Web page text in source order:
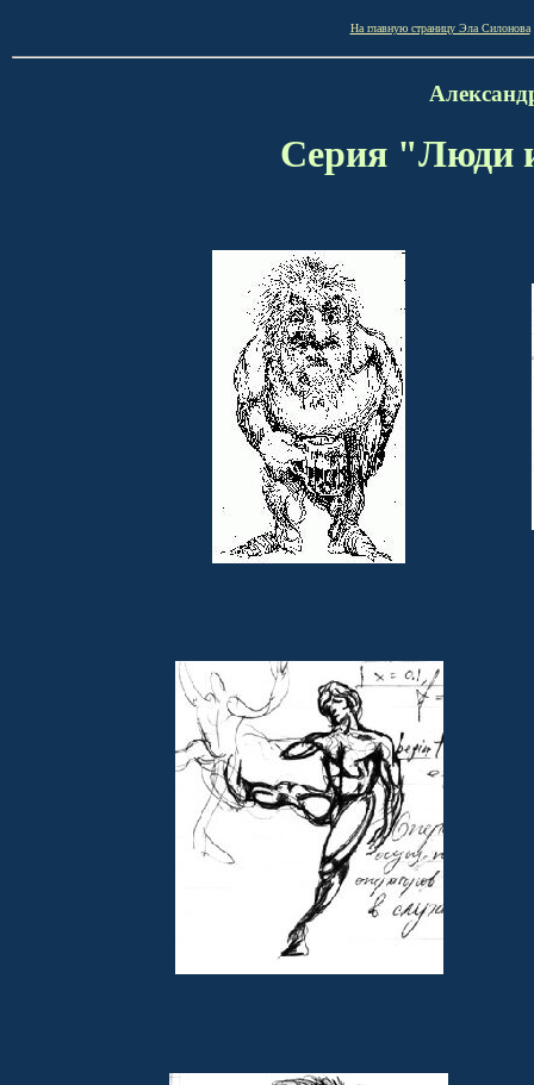
На главную страницу Эла Силонова
Серия "Люди